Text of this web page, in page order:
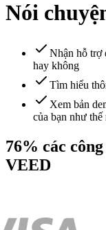
Nói
Nhận hỗ trợ
hay không
Tìm hiểu
Xem bản
của bạn như thế
76% các
VEED